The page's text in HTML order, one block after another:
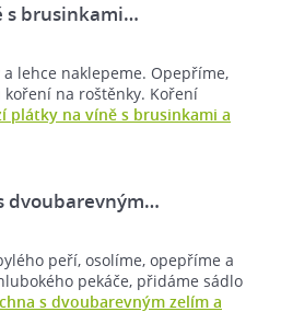
s brusinkami…
lehce naklepeme. Opepříme,
na roštěnky. Koření
plátky na víně s brusinkami a
dvoubarevným…
peří, osolíme, opepříme a
pekáče, přidáme sádlo
s dvoubarevným zelím a